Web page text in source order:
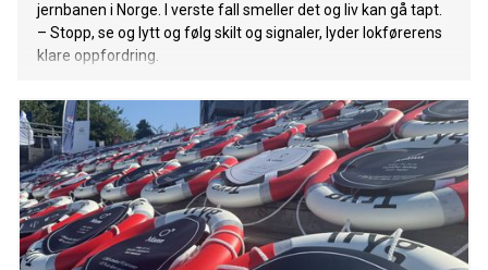
jernbanen i Norge. I verste fall smeller det og liv kan gå tapt.
– Stopp, se og lytt og følg skilt og signaler, lyder lokførerens
klare oppfordring.